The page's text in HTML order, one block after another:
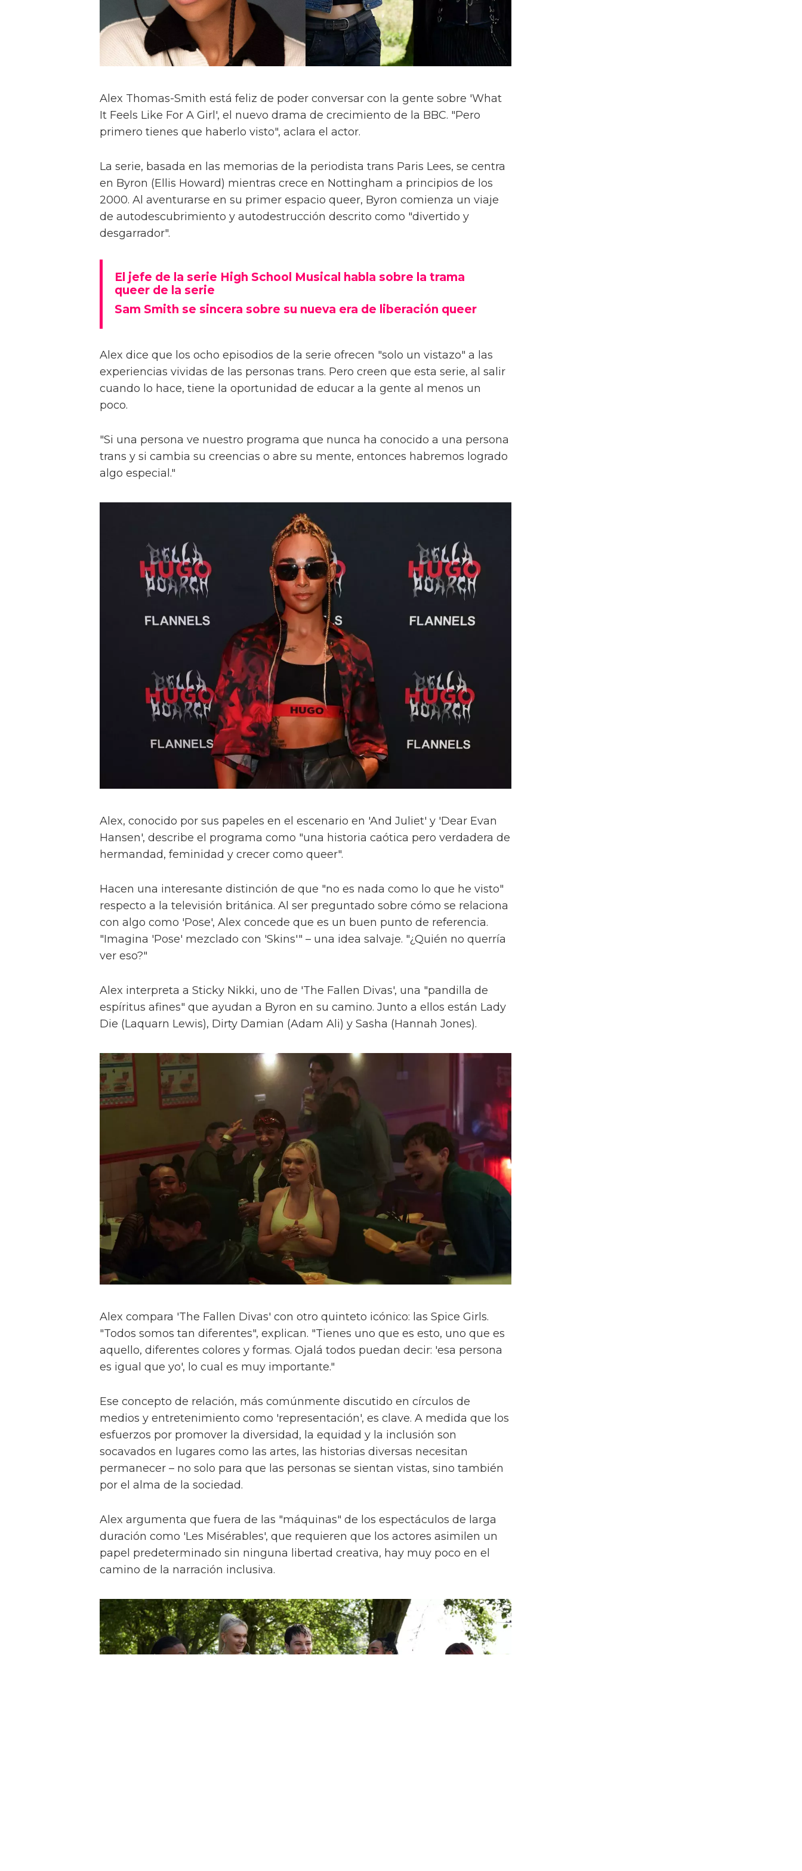
Alex Thomas-Smith está feliz de poder conversar con la gente sobre 'What
It Feels Like For A Girl', el nuevo drama de crecimiento de la BBC. "Pero
primero tienes que haberlo visto", aclara el actor.
La serie, basada en las memorias de la periodista trans Paris Lees, se centra
en Byron (Ellis Howard) mientras crece en Nottingham a principios de los
2000. Al aventurarse en su primer espacio queer, Byron comienza un viaje
de autodescubrimiento y autodestrucción descrito como "divertido y
desgarrador".
El jefe de la serie High School Musical habla sobre la trama
queer de la serie
Sam Smith se sincera sobre su nueva era de liberación queer
Alex dice que los ocho episodios de la serie ofrecen "solo un vistazo" a las
experiencias vividas de las personas trans. Pero creen que esta serie, al salir
cuando lo hace, tiene la oportunidad de educar a la gente al menos un
poco.
"Si una persona ve nuestro programa que nunca ha conocido a una persona
trans y si cambia su creencias o abre su mente, entonces habremos logrado
algo especial."
Alex, conocido por sus papeles en el escenario en 'And Juliet' y 'Dear Evan
Hansen', describe el programa como "una historia caótica pero verdadera de
hermandad, feminidad y crecer como queer".
Hacen una interesante distinción de que "no es nada como lo que he visto"
respecto a la televisión británica. Al ser preguntado sobre cómo se relaciona
con algo como 'Pose', Alex concede que es un buen punto de referencia.
"Imagina 'Pose' mezclado con 'Skins'" – una idea salvaje. "¿Quién no querría
ver eso?"
Alex interpreta a Sticky Nikki, uno de 'The Fallen Divas', una "pandilla de
espíritus afines" que ayudan a Byron en su camino. Junto a ellos están Lady
Die (Laquarn Lewis), Dirty Damian (Adam Ali) y Sasha (Hannah Jones).
Alex compara 'The Fallen Divas' con otro quinteto icónico: las Spice Girls.
"Todos somos tan diferentes", explican. "Tienes uno que es esto, uno que es
aquello, diferentes colores y formas. Ojalá todos puedan decir: 'esa persona
es igual que yo', lo cual es muy importante."
Ese concepto de relación, más comúnmente discutido en círculos de
medios y entretenimiento como 'representación', es clave. A medida que los
esfuerzos por promover la diversidad, la equidad y la inclusión son
socavados en lugares como las artes, las historias diversas necesitan
permanecer – no solo para que las personas se sientan vistas, sino también
por el alma de la sociedad.
Alex argumenta que fuera de las "máquinas" de los espectáculos de larga
duración como 'Les Misérables', que requieren que los actores asimilen un
papel predeterminado sin ninguna libertad creativa, hay muy poco en el
camino de la narración inclusiva.